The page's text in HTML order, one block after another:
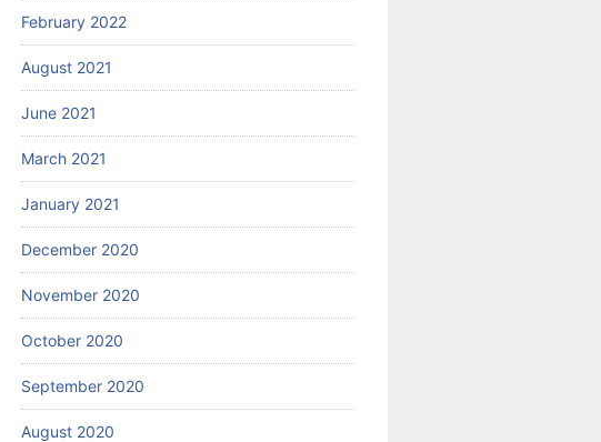
February 2022
August 2021
June 2021
March 2021
January 2021
December 2020
November 2020
October 2020
September 2020
August 2020